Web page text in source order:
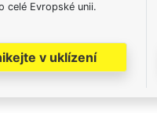
celé Evropské unii.
v uklízení